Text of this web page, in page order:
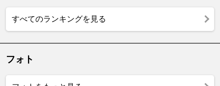
すべてのランキングを見る
フォト